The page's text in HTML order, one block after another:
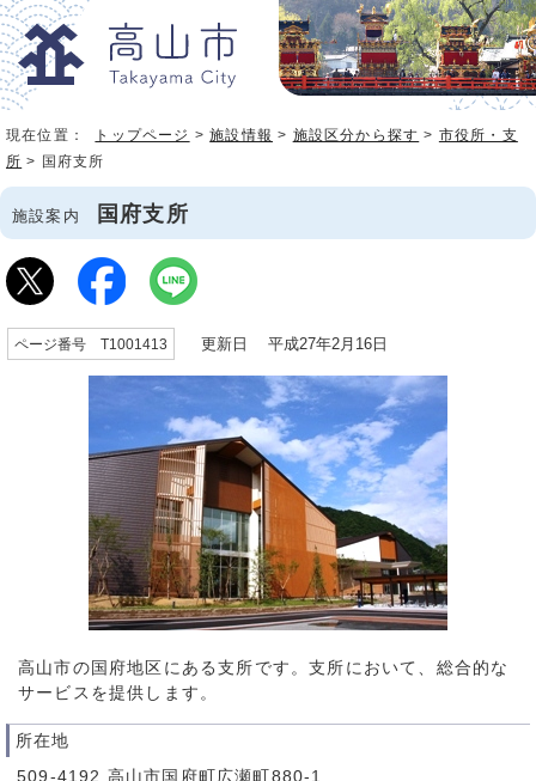
現在位置： トップページ >施設情報 > 施設区分から探す > 市役所・支
所 > 国府支所
施設案内 国府支所
ページ番号 T1001413 更新日 平成27年2月16日
高山市の国府地区にある支所です。支所において、総合的な
サービスを提供します。
所在地
509-4192 高山市国府町広瀬町880-1